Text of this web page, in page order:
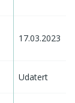
17.03.2023
Udatert